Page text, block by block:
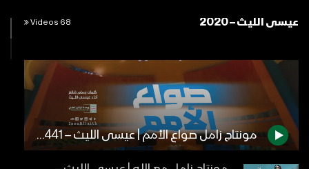
عيسى الليث – 2020 68 Videos
مونتاج زامل صواع الأمم | عيسى الليث – 1441هـ